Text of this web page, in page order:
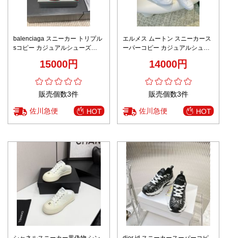
balenciaga スニーカー トリプル
sコピー カジュアルシューズ
15000円
販売個数3件
佐川急便 HOT
エルメス ムートン スニーカース
ーパーコピー カジュアルシュー
14000円
販売個数3件
佐川急便 HOT